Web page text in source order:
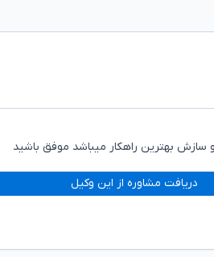
سازش بهترین راهکار میباشد موفق باشید
دریافت مشاوره از این وکیل